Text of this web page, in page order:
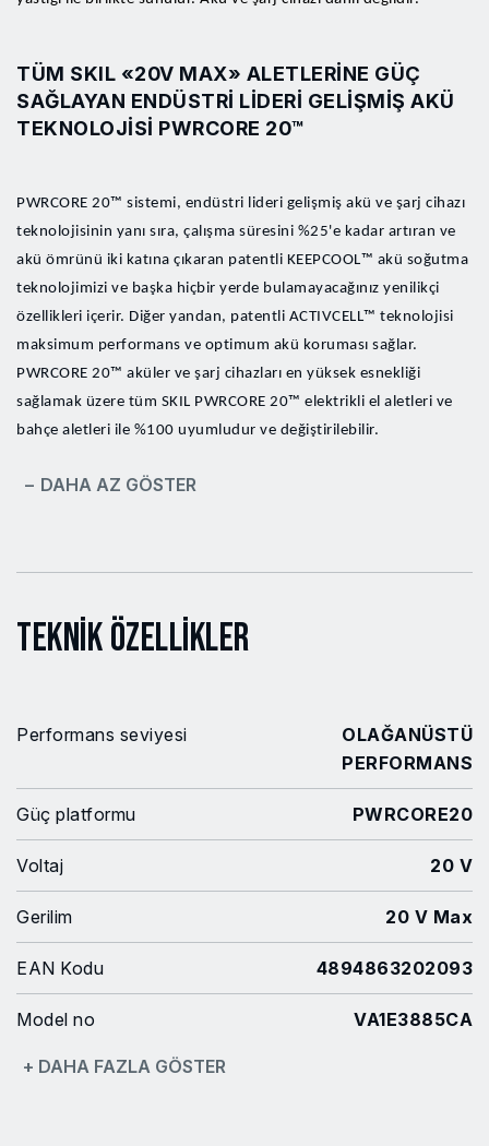
TÜM SKIL «20V MAX» ALETLERINE GÜÇ
SAĞLAYAN ENDÜSTRI LIDERI GELIŞMIŞ AKÜ
TEKNOLOJISI PWRCORE 20™
PWRCORE 20™ sistemi, endüstri lideri gelişmiş akü ve şarj cihazı
teknolojisinin yanı sıra, çalışma süresini %25'e kadar artıran ve
akü ömrünü iki katına çıkaran patentli KEEPCOOL™ akü soğutma
teknolojimizi ve başka hiçbir yerde bulamayacağınız yenilikçi
özellikleri içerir. Diğer yandan, patentli ACTIVCELL™ teknolojisi
maksimum performans ve optimum akü koruması sağlar.
PWRCORE 20™ aküler ve şarj cihazları en yüksek esnekliği
sağlamak üzere tüm SKIL PWRCORE 20™ elektrikli el aletleri ve
bahçe aletleri ile %100 uyumludur ve değiştirilebilir.
− DAHA AZ GÖSTER
Teknik Özellikler
Performans seviyesi
OLAĞANÜSTÜ
PERFORMANS
Güç platformu PWRCORE20
Voltaj 20 V
Gerilim 20 V Max
EAN Kodu 4894863202093
Model no VA1E3885CA
Güç Kaynağı
+ DAHA FAZLA GÖSTER